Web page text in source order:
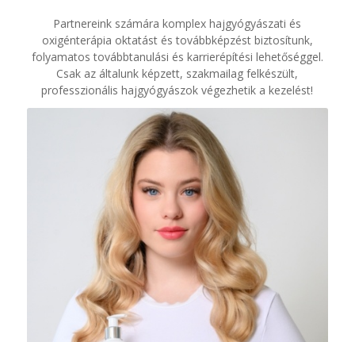
Partnereink számára komplex hajgyógyászati és
oxigénterápia oktatást és továbbképzést biztosítunk,
folyamatos továbbtanulási és karrierépítési lehetőséggel.
Csak az általunk képzett, szakmailag felkészült,
professzionális hajgyógyászok végezhetik a kezelést!